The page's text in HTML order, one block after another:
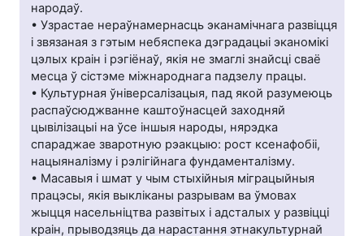
народаў.
• Узрастае нераўнамернасць эканамічнага развіцця
і звязаная з гэтым небяспека дэградацыі эканомікі
цэлых краін і рэгіёнаў, якія не змаглі знайсці сваё
месца ў сістэме міжнароднага падзелу працы.
• Культурная ўніверсалізацыя, пад якой разумеюць
распаўсюджванне каштоўнасцей заходняй
цывілізацыі на ўсе іншыя народы, нярэдка
спараджае зваротную рэакцыю: рост ксенафобіі,
нацыяналізму і рэлігійнага фундаменталізму.
• Масавыя і шмат у чым стыхійныя міграцыйныя
працэсы, якія выкліканы разрывам ва ўмовах
жыцця насельніцтва развітых і адсталых у развіцці
краін, прыводзяць да нарастання этнакультурнай